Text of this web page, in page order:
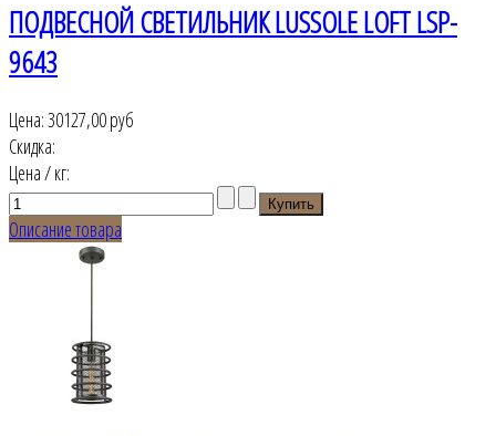
ПОДВЕСНОЙ СВЕТИЛЬНИК LUSSOLE LOFT LSP-
9643
Цена:30127,00 руб
Скидка:
Цена / кг:
Описание товара